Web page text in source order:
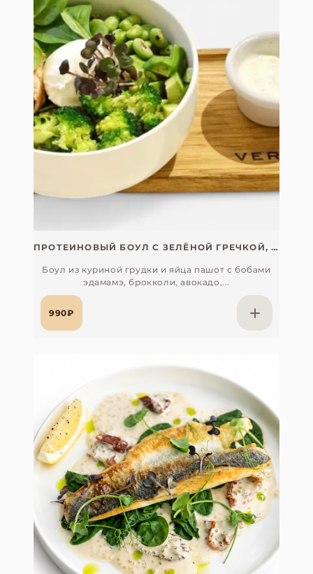
ПРОТЕИНОВЫЙ БОУЛ С ЗЕЛЁНОЙ ГРЕЧКОЙ, ЭДАМАМЭ И КУРИНОЙ ГРУДКОЙ
Боул из куриной грудки и яйца пашот с бобами
эдамамэ, брокколи, авокадо,...
990₽